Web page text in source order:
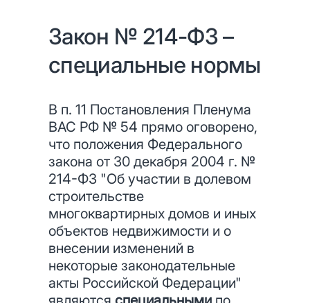
Закон № 214-ФЗ –
специальные нормы
В п. 11 Постановления Пленума
ВАС РФ № 54 прямо оговорено,
что положения Федерального
закона от 30 декабря 2004 г. №
214-ФЗ "Об участии в долевом
строительстве
многоквартирных домов и иных
объектов недвижимости и о
внесении изменений в
некоторые законодательные
акты Российской Федерации"